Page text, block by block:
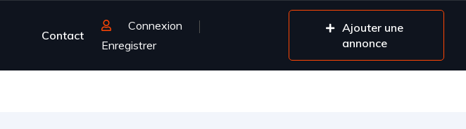
Contact
Connexion
Enregistrer
Ajouter une
annonce